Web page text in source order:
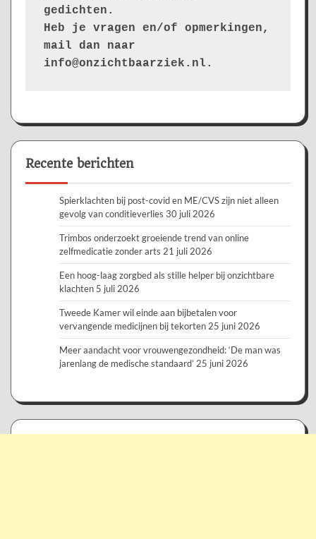
gedichten.
Heb je vragen en/of opmerkingen,
mail dan naar
info@onzichtbaarziek.nl.
Recente berichten
Spierklachten bij post-covid en ME/CVS zijn niet alleen
gevolg van conditieverlies 30 juli 2026
Trimbos onderzoekt groeiende trend van online
zelfmedicatie zonder arts 21 juli 2026
Een hoog-laag zorgbed als stille helper bij onzichtbare
klachten 5 juli 2026
Tweede Kamer wil einde aan bijbetalen voor
vervangende medicijnen bij tekorten 25 juni 2026
Meer aandacht voor vrouwengezondheid: ‘De man was
jarenlang de medische standaard’ 25 juni 2026